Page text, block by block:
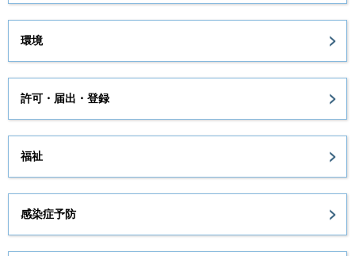
環境
許可・届出・登録
福祉
感染症予防